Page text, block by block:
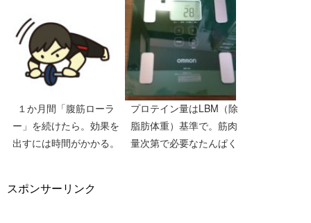
１か月間「腹筋ローラ
ー」を続けたら。効果を
出すには時間がかかる。
プロテイン量はLBM（除
脂肪体重）基準で。筋肉
量次第で必要なたんぱく
スポンサーリンク